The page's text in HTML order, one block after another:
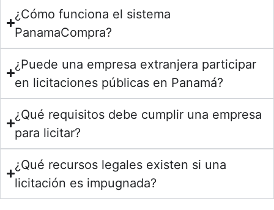
¿Cómo funciona el sistema
PanamaCompra?
¿Puede una empresa extranjera participar
en licitaciones públicas en Panamá?
¿Qué requisitos debe cumplir una empresa
para licitar?
¿Qué recursos legales existen si una
licitación es impugnada?